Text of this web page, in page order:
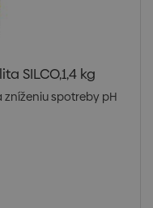
SILCO,1,4 kg
spotreby pH